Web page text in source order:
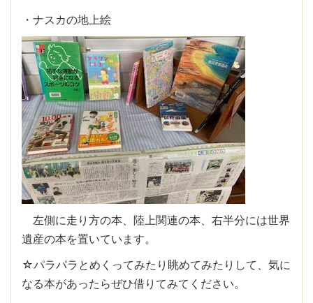
・ナスカの地上絵
左側に走り方の本、陸上関連の本、右半分には世界
遺産の本を置いています。
☆パラパラとめくってみたり眺めてみたりして、気に
なる本があったらぜひ借りてみてください。